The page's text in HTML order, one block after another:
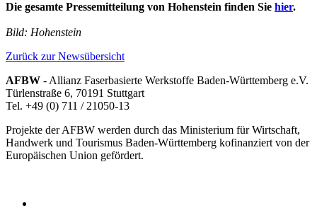
Die gesamte Pressemitteilung von Hohenstein finden Sie hier.
Bild: Hohenstein
Zurück zur Newsübersicht
AFBW - Allianz Faserbasierte Werkstoffe Baden-Württemberg e.V.
Türlenstraße 6, 70191 Stuttgart
Tel. +49 (0) 711 / 21050-13
Projekte der AFBW werden durch das Ministerium für Wirtschaft,
Handwerk und Tourismus Baden-Württemberg kofinanziert von der
Europäischen Union gefördert.